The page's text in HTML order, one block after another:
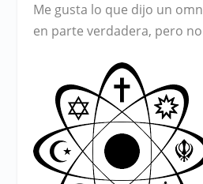
Me gusta lo que dijo un
en parte verdadera, pero